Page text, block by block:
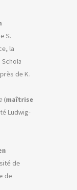
S.
la
de K.
(maîtrise
Ludwig-
de
de